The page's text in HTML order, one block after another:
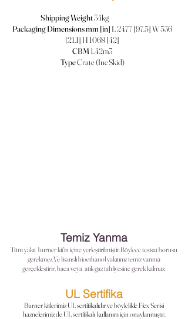
Shipping Weight34kg
Packaging Dimensions mm [in] L 2477 [97.5] W 536
[21.1] H 1068 [42]
CBM1.42m3
TypeCrate (Inc Skid)
Temiz Yanma
Tüm yakıt burnerkit'in içine yerleştirilmiştir.Böylece tesisat borusu
gerekmez.Ve lisanslı bioethanol yakıtınız temiz yanma
gerçekleştirir, baca veya atık gaz tahliyesine gerek kalmaz.
UL Sertifika
Burner kitlerimiz UL sertifikalıdır ve böylelikle Flex Serisi
haznelerimiz de UL sertifikalı kullanım için onaylanmıştır.